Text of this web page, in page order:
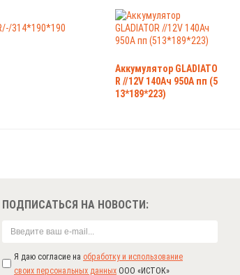
Аккумулятор GLADIATO
R //12V 140Ач 950А пп (5
13*189*223)
ПОДПИСАТЬСЯ НА НОВОСТИ:
Я даю согласие на обработку и использование
своих персональных данных ООО «ИСТОК»